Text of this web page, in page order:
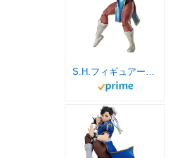
S.H.フィギュアーツ ストリートファイター 春麗 -Outfit 2- 約150mm PVC&ABS製 塗装済み可動フィギュア